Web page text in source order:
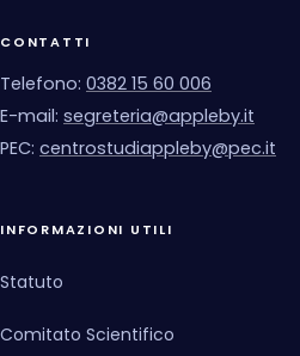
CONTATTI
Telefono: 0382 15 60 006
E-mail: segreteria@appleby.it
PEC: centrostudiappleby@pec.it
INFORMAZIONI UTILI
Statuto
Comitato Scientifico